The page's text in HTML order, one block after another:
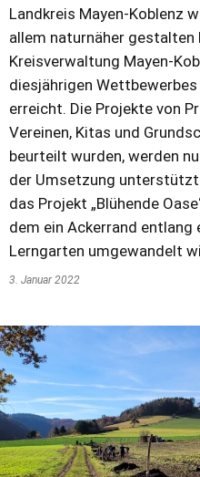
Landkreis Mayen-Koblenz
allem naturnäher gestalten
Kreisverwaltung Mayen-
diesjährigen Wettbewerbes
erreicht. Die Projekte von
Vereinen, Kitas und
beurteilt wurden, werden
der Umsetzung
das Projekt „Blühende
dem ein Ackerrand entlang
Lerngarten umgewandelt
3. Januar 2022